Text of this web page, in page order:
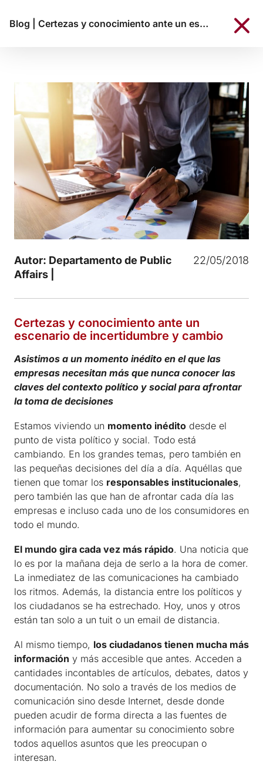
Blog Certezas y conocimiento ante un escenario de incertidumbre y cambio
Autor: Departamento de Public
Affairs |
22/05/2018
Certezas y conocimiento ante un
escenario de incertidumbre y cambio
Asistimos a un momento inédito en el que las
empresas necesitan más que nunca conocer las
claves del contexto político y social para afrontar
la toma de decisiones
Estamos viviendo un momento inédito desde el
punto de vista político y social. Todo está
cambiando. En los grandes temas, pero también en
las pequeñas decisiones del día a día. Aquéllas que
tienen que tomar los responsables institucionales,
pero también las que han de afrontar cada día las
empresas e incluso cada uno de los consumidores en
todo el mundo.
El mundo gira cada vez más rápido. Una noticia que
lo es por la mañana deja de serlo a la hora de comer.
La inmediatez de las comunicaciones ha cambiado
los ritmos. Además, la distancia entre los políticos y
los ciudadanos se ha estrechado. Hoy, unos y otros
están tan solo a un tuit o un email de distancia.
Al mismo tiempo, los ciudadanos tienen mucha más
información y más accesible que antes. Acceden a
cantidades incontables de artículos, debates, datos y
documentación. No solo a través de los medios de
comunicación sino desde Internet, desde donde
pueden acudir de forma directa a las fuentes de
información para aumentar su conocimiento sobre
todos aquellos asuntos que les preocupan o
interesan.